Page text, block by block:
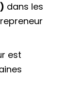
dans les
est